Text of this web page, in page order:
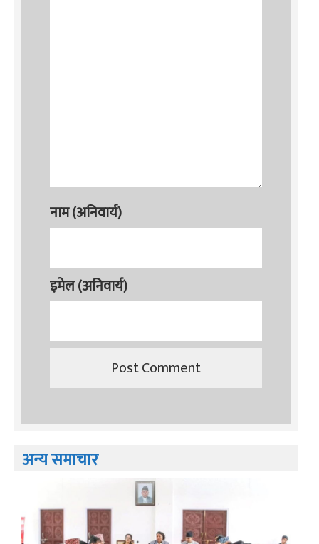
नाम (अनिवार्य)
इमेल (अनिवार्य)
अन्य समाचार